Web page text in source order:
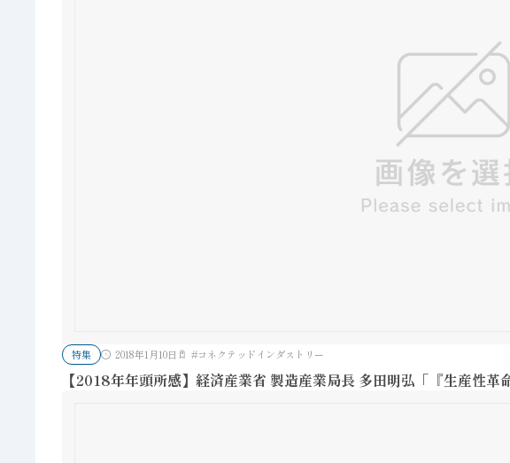
特集 2018年1月10日 #コネクテッドインダストリー
【2018年年頭所感】経済産業省 製造産業局長 多田明弘「『生産性革